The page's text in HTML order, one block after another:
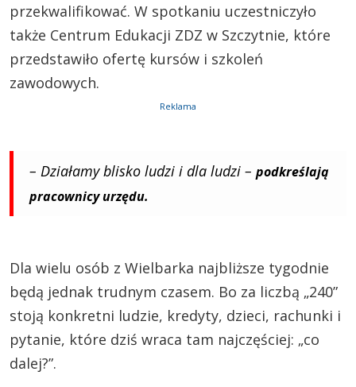
przekwalifikować. W spotkaniu uczestniczyło
także Centrum Edukacji ZDZ w Szczytnie, które
przedstawiło ofertę kursów i szkoleń
zawodowych.
Reklama
– Działamy blisko ludzi i dla ludzi – podkreślają
pracownicy urzędu.
Dla wielu osób z Wielbarka najbliższe tygodnie
będą jednak trudnym czasem. Bo za liczbą „240”
stoją konkretni ludzie, kredyty, dzieci, rachunki i
pytanie, które dziś wraca tam najczęściej: „co
dalej?”.